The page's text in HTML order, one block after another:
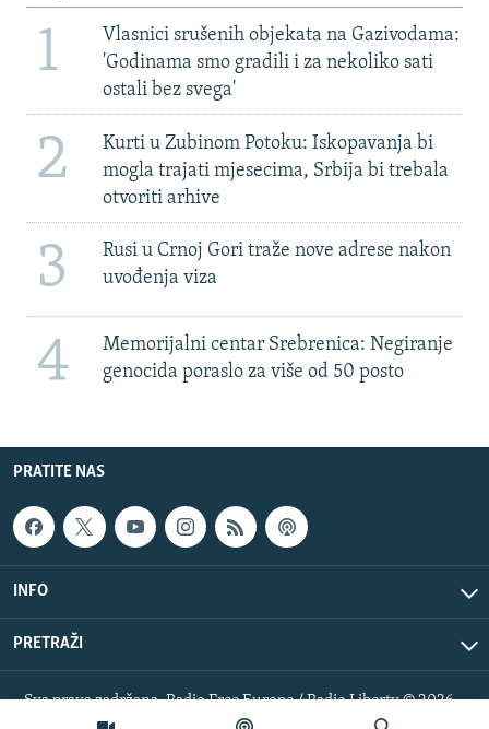
1
Vlasnici srušenih objekata na Gazivodama:
'Godinama smo gradili i za nekoliko sati
ostali bez svega'
2
Kurti u Zubinom Potoku: Iskopavanja bi
mogla trajati mjesecima, Srbija bi trebala
otvoriti arhive
3
Rusi u Crnoj Gori traže nove adrese nakon
uvođenja viza
4
Memorijalni centar Srebrenica: Negiranje
genocida poraslo za više od 50 posto
PRATITE NAS
INFO
PRETRAŽI
Sva prava zadržana. Radio Free Europe / Radio Liberty © 2026
RFE/RL, Inc.